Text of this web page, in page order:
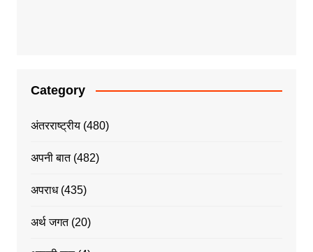
Category
अंतरराष्ट्रीय(480)
अपनी बात(482)
अपराध(435)
अर्थ जगत(20)